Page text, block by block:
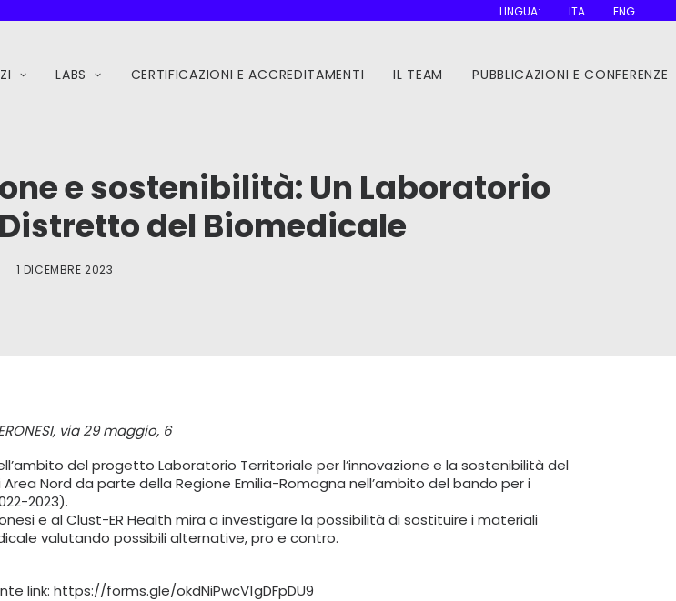
LINGUA: ITA ENG
LABS CERTIFICAZIONI E ACCREDITAMENTI IL TEAM PUBBLICAZIONI E CONFERENZE
e sostenibilità: Un Laboratorio
del Biomedicale
1 DICEMBRE 2023
via 29 maggio, 6
del progetto Laboratorio Territoriale per l’innovazione e la sostenibilità del
Nord da parte della Regione Emilia-Romagna nell’ambito del bando per i
2023).
e al Clust-ER Health mira a investigare la possibilità di sostituire i materiali
valutando possibili alternative, pro e contro.
link: https://forms.gle/okdNiPwcV1gDFpDU9